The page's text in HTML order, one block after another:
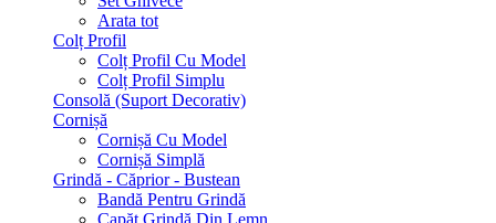
Arata tot
Colț Profil
Colț Profil Cu Model
Colț Profil Simplu
Consolă (Suport Decorativ)
Cornișă
Cornișă Cu Model
Cornișă Simplă
Grindă - Căprior - Bustean
Bandă Pentru Grindă
Capăt Grindă Din Lemn